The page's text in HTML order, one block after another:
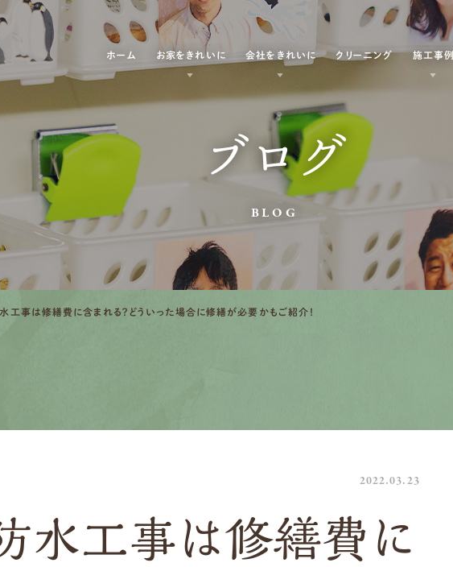
ホーム お家をきれいに 会社をきれいに クリーニング 施工事例
ブログ
BLOG
工事は修繕費に含まれる？どういった場合に修繕が必要かもご紹介！
2022.03.23
水工事は修繕費に